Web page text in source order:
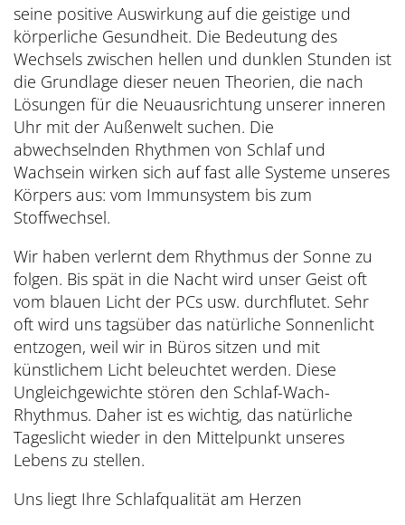
seine positive Auswirkung auf die geistige und
körperliche Gesundheit. Die Bedeutung des
Wechsels zwischen hellen und dunklen Stunden ist
die Grundlage dieser neuen Theorien, die nach
Lösungen für die Neuausrichtung unserer inneren
Uhr mit der Außenwelt suchen. Die
abwechselnden Rhythmen von Schlaf und
Wachsein wirken sich auf fast alle Systeme unseres
Körpers aus: vom Immunsystem bis zum
Stoffwechsel.
Wir haben verlernt dem Rhythmus der Sonne zu
folgen. Bis spät in die Nacht wird unser Geist oft
vom blauen Licht der PCs usw. durchflutet. Sehr
oft wird uns tagsüber das natürliche Sonnenlicht
entzogen, weil wir in Büros sitzen und mit
künstlichem Licht beleuchtet werden. Diese
Ungleichgewichte stören den Schlaf-Wach-
Rhythmus. Daher ist es wichtig, das natürliche
Tageslicht wieder in den Mittelpunkt unseres
Lebens zu stellen.
Uns liegt Ihre Schlafqualität am Herzen